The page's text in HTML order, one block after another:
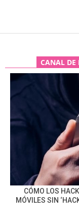
CANAL DE
CÓMO LOS
MÓVILES SIN